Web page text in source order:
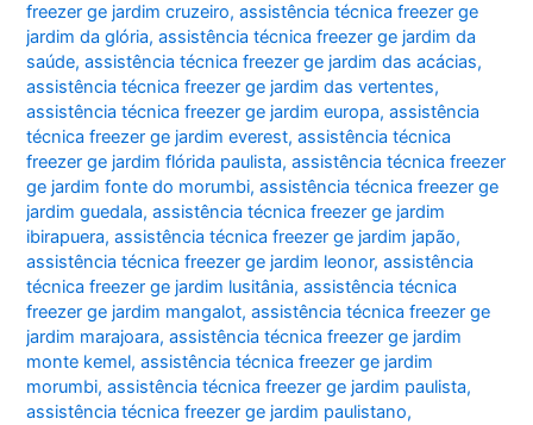
freezer ge jardim cruzeiro,assistência técnica freezer ge
jardim da glória,assistência técnica freezer ge jardim da
saúde,assistência técnica freezer ge jardim das acácias,
assistência técnica freezer ge jardim das vertentes,
assistência técnica freezer ge jardim europa,assistência
técnica freezer ge jardim everest,assistência técnica
freezer ge jardim flórida paulista,assistência técnica freezer
ge jardim fonte do morumbi,assistência técnica freezer ge
jardim guedala,assistência técnica freezer ge jardim
ibirapuera,assistência técnica freezer ge jardim japão,
assistência técnica freezer ge jardim leonor,assistência
técnica freezer ge jardim lusitânia,assistência técnica
freezer ge jardim mangalot,assistência técnica freezer ge
jardim marajoara,assistência técnica freezer ge jardim
monte kemel,assistência técnica freezer ge jardim
morumbi,assistência técnica freezer ge jardim paulista,
assistência técnica freezer ge jardim paulistano,